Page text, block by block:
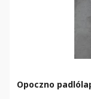
Opoczno